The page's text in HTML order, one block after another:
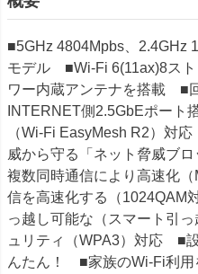
■5GHz 4804Mpbs、2.4GHz
モデル ■Wi-Fi 6(11ax)8スト
ワー内蔵アンテナを搭載 ■
INTERNET側2.5GbEポー
（Wi-Fi EasyMesh R2）対
威から守る「ネット脅威ブ
複数同時通信により高速化
信を高速化する（1024QAM
っ越し可能な（スマート引
ュリティ（WPA3）対応 ■
んたん！ ■家族のWi-Fi利用